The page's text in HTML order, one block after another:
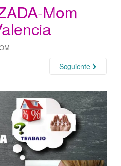
i
ó
n
Mom
Soguiente